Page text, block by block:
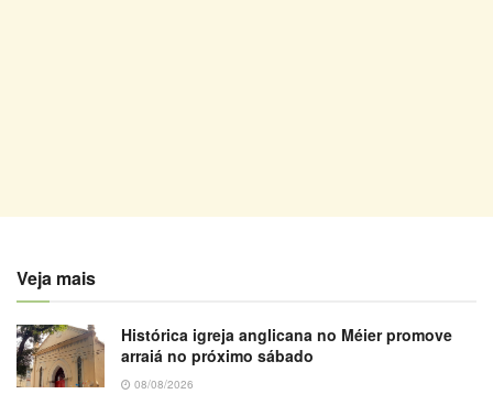
Veja mais
Histórica igreja anglicana no Méier promove
arraiá no próximo sábado
08/08/2026